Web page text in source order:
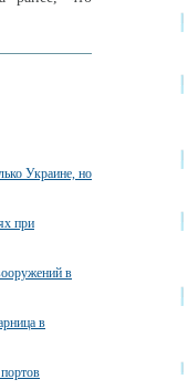
Украине, но
при
в
в